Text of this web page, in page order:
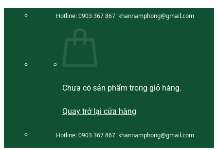
Hotline:0903 367 867 khannamphong@gmail.com
Chưa có sản phẩm trong giỏ hàng.
Quay trở lại cửa hàng
Hotline:0903 367 867 khannamphong@gmail.com